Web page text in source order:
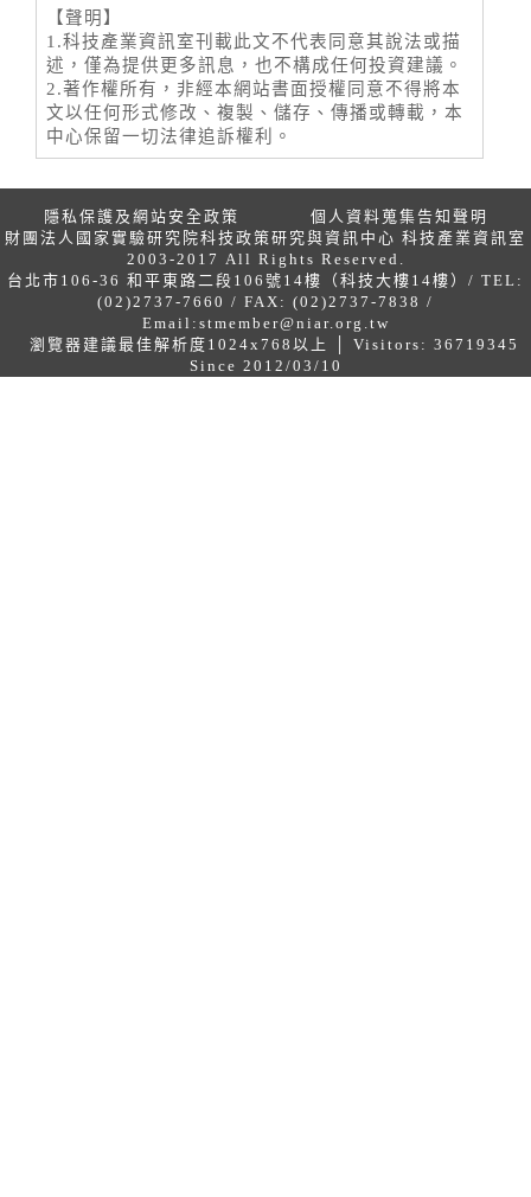
【聲明】
1.科技產業資訊室刊載此文不代表同意其說法或描
述，僅為提供更多訊息，也不構成任何投資建議。
2.著作權所有，非經本網站書面授權同意不得將本
文以任何形式修改、複製、儲存、傳播或轉載，本
中心保留一切法律追訴權利。
隱私保護及網站安全政策
個人資料蒐集告知聲明
財團法人國家實驗研究院科技政策研究與資訊中心 科技產業資訊室
2003-2017 All Rights Reserved.
台北市106-36 和平東路二段106號14樓（科技大樓14樓）/ TEL:
(02)2737-7660 / FAX: (02)2737-7838 /
Email: stmember@niar.org.tw
瀏覽器建議最佳解析度1024x768以上 │ Visitors: 36719345
Since 2012/03/10